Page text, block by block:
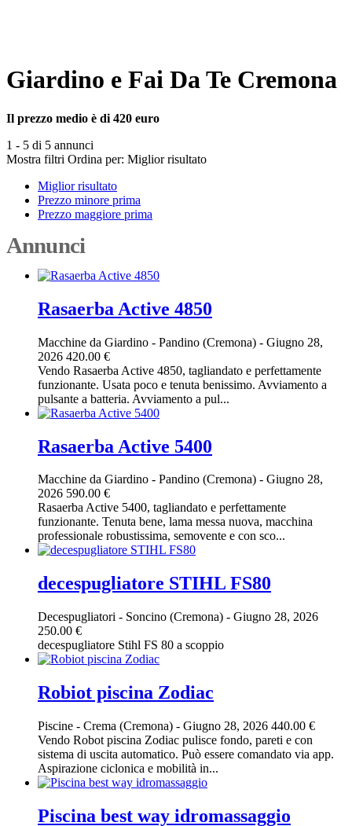
Giardino e Fai Da Te Cremona
Il prezzo medio è di 420 euro
1 - 5 di 5 annunci
Mostra filtri Ordina per: Miglior risultato
Miglior risultato
Prezzo minore prima
Prezzo maggiore prima
Annunci
Rasaerba Active 4850
Macchine da Giardino - Pandino (Cremona) - Giugno 28,
2026 420.00 €
Vendo Rasaerba Active 4850, tagliandato e perfettamente
funzionante. Usata poco e tenuta benissimo. Avviamento a
pulsante a batteria. Avviamento a pul...
Rasaerba Active 5400
Macchine da Giardino - Pandino (Cremona) - Giugno 28,
2026 590.00 €
Rasaerba Active 5400, tagliandato e perfettamente
funzionante. Tenuta bene, lama messa nuova, macchina
professionale robustissima, semovente e con sco...
decespugliatore STIHL FS80
Decespugliatori - Soncino (Cremona) - Giugno 28, 2026
250.00 €
decespugliatore Stihl FS 80 a scoppio
Robiot piscina Zodiac
Piscine - Crema (Cremona) - Giugno 28, 2026 440.00 €
Vendo Robot piscina Zodiac pulisce fondo, pareti e con
sistema di uscita automatico. Può essere comandato via app.
Aspirazione ciclonica e mobilità in...
Piscina best way idromassaggio